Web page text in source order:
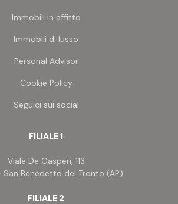
Immobili in affitto
Immobili di lusso
Personal Advisor
Cookie Policy
Seguici sui social
FILIALE 1
Viale De Gasperi, 113
Benedetto del Tronto (AP)
FILIALE 2